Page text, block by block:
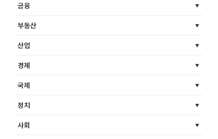
금융
부동산
산업
경제
국제
정치
사회